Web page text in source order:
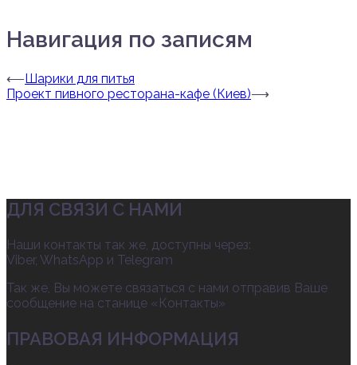
Навигация по записям
⟵Шарики для питья
Проект пивного ресторана-кафе (Киев)⟶
ДЛЯ СВЯЗИ С НАМИ
Наши контакты так же, доступны через:
Viber, WhatsApp и Telegram
Так же, Вы можете связаться с нами отправив Ваше
сообщение на станице «Контакты»
ПРАВОВАЯ ИНФОРМАЦИЯ